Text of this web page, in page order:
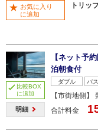
トリッ
お気に入り
に追加
比較BOX
に追加
明細
【ネット予
泊朝食付
ダブル バ
【市街地側】
合計料金